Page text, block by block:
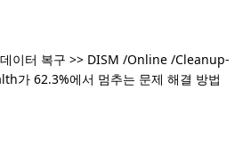
이터 복구 >> DISM /Online /Cleanup-
가 62.3%에서 멈추는 문제 해결 방법